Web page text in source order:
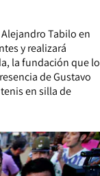
Tabilo en
y realizará
la fundación que lo
de Gustavo
en silla de